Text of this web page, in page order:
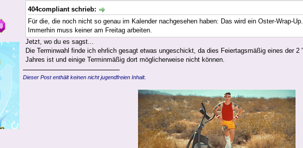
404compliant schrieb:
Für die, die noch nicht so genau im Kalender nachgesehen haben: Das wird ein Oster-Wrap-
Immerhin muss keiner am Freitag arbeiten.
Jetzt, wo du es sagst...
Die Terminwahl finde ich ehrlich gesagt etwas ungeschickt, da dies Feiertagsmäßig eines der 2
Jahres ist und einige Terminmäßig dort möglicherweise nicht können.
Dieser Post enthält keinen nicht jugendfreien Inhalt.